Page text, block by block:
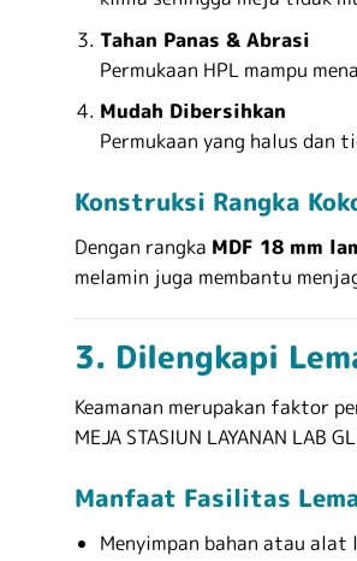
Tahan Panas & Abrasi
Permukaan HPL mampu
Mudah Dibersihkan
Permukaan yang halus dan
Konstruksi Rangka
Dengan rangka MDF 18 mm
melamin juga membantu
3. Dilengkapi
Keamanan merupakan faktor
MEJA STASIUN LAYANAN
Manfaat Fasilitas
Menyimpan bahan atau